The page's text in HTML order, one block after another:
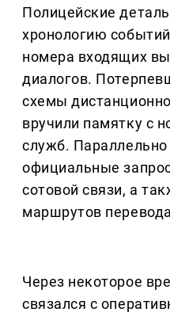
Полицейские
хронологию
номера входящих
диалогов.
схемы
вручили памятку с
служб.
официальные
сотовой связи, а
маршрутов
Через некоторое
связался с